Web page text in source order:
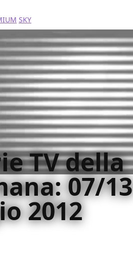
SKY
TV della
07/13
2012